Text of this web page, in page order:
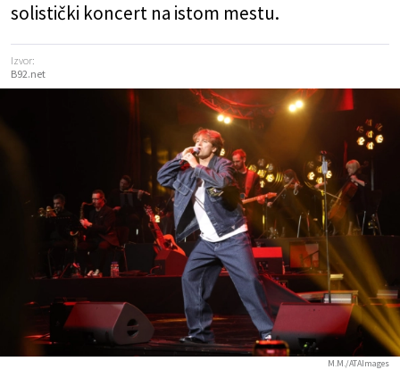
solistički koncert na istom mestu.
Izvor:
B92.net
M.M./ATAImages